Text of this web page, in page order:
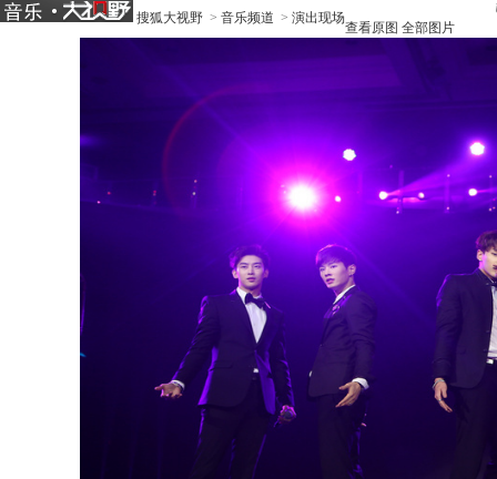
搜狐大视野 > 音乐频道 > 演出现场
查看原图 全部图片